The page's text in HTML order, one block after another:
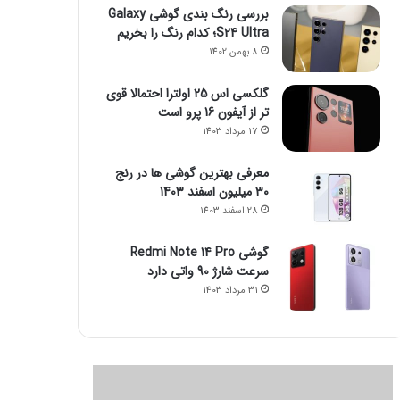
بررسی رنگ بندی گوشی Galaxy
S24 Ultra؛ کدام رنگ را بخریم
8 بهمن 1402
گلکسی اس 25 اولترا احتمالا قوی
تر از آیفون 16 پرو است
17 مرداد 1403
معرفی بهترین گوشی ها در رنج
۳۰ میلیون اسفند 1403
28 اسفند 1403
گوشی Redmi Note 14 Pro
سرعت شارژ 90 واتی دارد
31 مرداد 1403